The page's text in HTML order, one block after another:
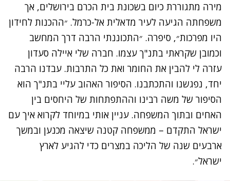
מירה מתגוררת כיום בשכונת בית הכרם בירושלים, אך
משפחתה הגיעה לעיר מדאלית אל-כרמל. ״ההכנות לחידון
היו מפרכות״, סיפרה. ״התכוננתי הרבה דרך המחשב
וכמובן שקראתי בתנ"ך עצמו. חברה שלי איילה סעדון
עזרה לי להבין את החומר ואת כל התרבות. עבדנו הרבה
יחד, נפגשנו והתכתבנו. הסיפור האהוב עליי בתנ"ך הוא
הסיפור של משה רבינו וההתפתחות של היחסים בין
האחים ובתוך המשפחה. עניין אותי במיוחד לקרוא איך עם
ישראל התקדם – ממשפחה קטנה שיצאה מכנען ובמשך
ארבעים שנה של הליכה במצרים כדי להגיע לארץ
ישראל״.